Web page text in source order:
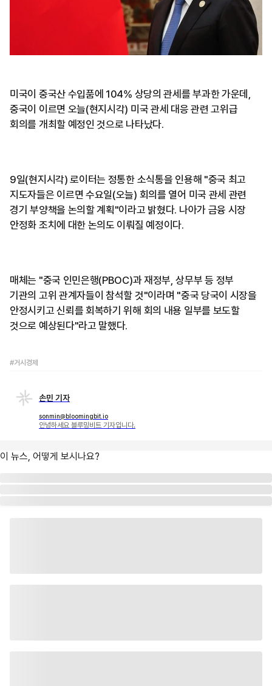
미국이 중국산 수입품에 104% 상당의 관세를 부과한 가운데,
중국이 이르면 오늘(현지시각) 미국 관세 대응 관련 고위급
회의를 개최할 예정인 것으로 나타났다.
9일(현지시각) 로이터는 정통한 소식통을 인용해 "중국 최고
지도자들은 이르면 수요일(오늘) 회의를 열어 미국 관세 관련
경기 부양책을 논의할 계획"이라고 밝혔다. 나아가 금융 시장
안정화 조치에 대한 논의도 이뤄질 예정이다.
매체는 "중국 인민은행(PBOC)과 재정부, 상무부 등 정부
기관의 고위 관계자들이 참석할 것"이라며 "중국 당국이 시장을
안정시키고 신뢰를 회복하기 위해 회의 내용 일부를 보도할
것으로 예상된다"라고 말했다.
#거시경제
손민 기자
sonmin@bloomingbit.io
안녕하세요 블루밍비트 기자입니다.
이 뉴스, 어떻게 보시나요?